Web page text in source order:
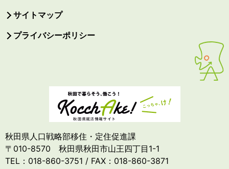
サイトマップ
プライバシーポリシー
秋田県人口戦略部移住・定住促進課
〒010-8570 秋田県秋田市山王四丁目1-1
TEL：018-860-3751 / FAX：018-860-3871